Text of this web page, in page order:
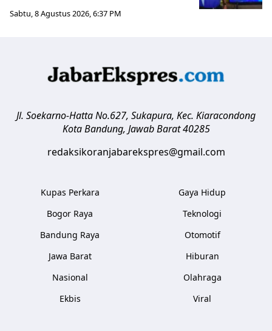
Sabtu, 8 Agustus 2026, 6:37 PM
Jl. Soekarno-Hatta No.627, Sukapura, Kec. Kiaracondong
Kota Bandung, Jawab Barat 40285
redaksikoranjabarekspres@gmail.com
Kupas Perkara
Bogor Raya
Bandung Raya
Jawa Barat
Nasional
Ekbis
Gaya Hidup
Teknologi
Otomotif
Hiburan
Olahraga
Viral